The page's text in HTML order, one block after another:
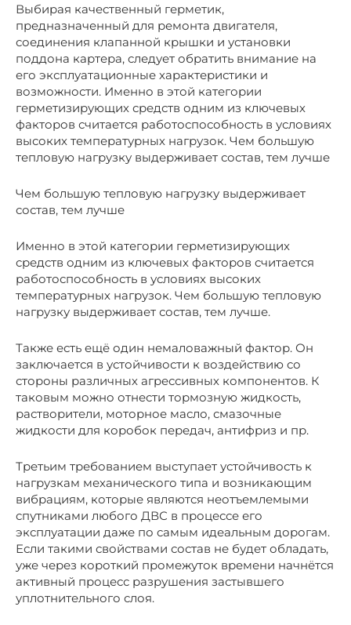
Выбирая качественный герметик,
предназначенный для ремонта двигателя,
соединения клапанной крышки и установки
поддона картера, следует обратить внимание на
его эксплуатационные характеристики и
возможности. Именно в этой категории
герметизирующих средств одним из ключевых
факторов считается работоспособность в условиях
высоких температурных нагрузок. Чем большую
тепловую нагрузку выдерживает состав, тем лучше
Чем большую тепловую нагрузку выдерживает
состав, тем лучше
Именно в этой категории герметизирующих
средств одним из ключевых факторов считается
работоспособность в условиях высоких
температурных нагрузок. Чем большую тепловую
нагрузку выдерживает состав, тем лучше.
Также есть ещё один немаловажный фактор. Он
заключается в устойчивости к воздействию со
стороны различных агрессивных компонентов. К
таковым можно отнести тормозную жидкость,
растворители, моторное масло, смазочные
жидкости для коробок передач, антифриз и пр.
Третьим требованием выступает устойчивость к
нагрузкам механического типа и возникающим
вибрациям, которые являются неотъемлемыми
спутниками любого ДВС в процессе его
эксплуатации даже по самым идеальным дорогам.
Если такими свойствами состав не будет обладать,
уже через короткий промежуток времени начнётся
активный процесс разрушения застывшего
уплотнительного слоя.